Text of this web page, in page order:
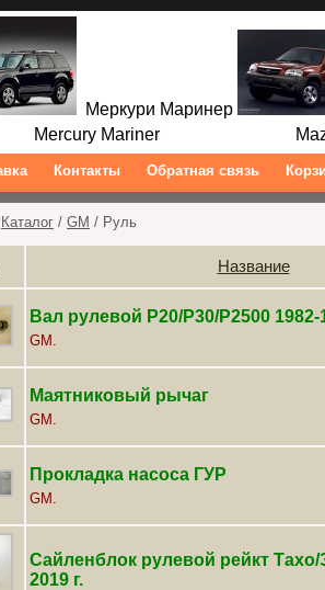
Меркури Маринер
Mariner Mazda
Контакты Обратная связь
Каталог / GM / Руль
Название
Вал рулевой P20/P30/P2500 1982-
GM.
Маятниковый рычаг
GM.
Прокладка насоса ГУР
GM.
Сайленблок рулевой рейкт Тахо/
2019 г.